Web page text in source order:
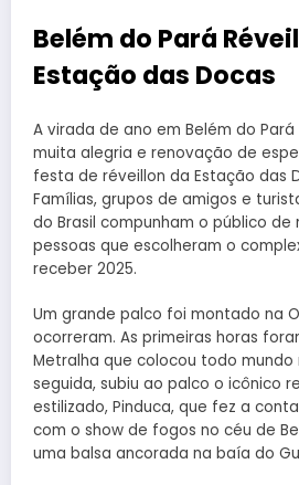
Belém do Pará
Estação das Docas
A virada de ano em Belém do
muita alegria e renovação de
festa de réveillon da Estação das
Famílias, grupos de amigos e
do Brasil compunham o público de
pessoas que escolheram o
receber 2025.
Um grande palco foi montado na
ocorreram. As primeiras horas
Metralha que colocou todo mundo
seguida, subiu ao palco o icônico
estilizado, Pinduca, que fez a
com o show de fogos no céu de
uma balsa ancorada na baía do